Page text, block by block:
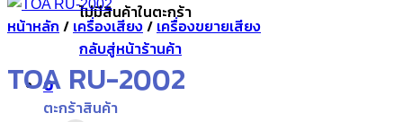
ไม่มีสินค้าในตะกร้า
กลับสู่หน้าร้านค้า
0
ตะกร้าสินค้า
หน้าหลัก / เครื่องเสียง/ เครื่องขยายเสียง
TOA RU-2002